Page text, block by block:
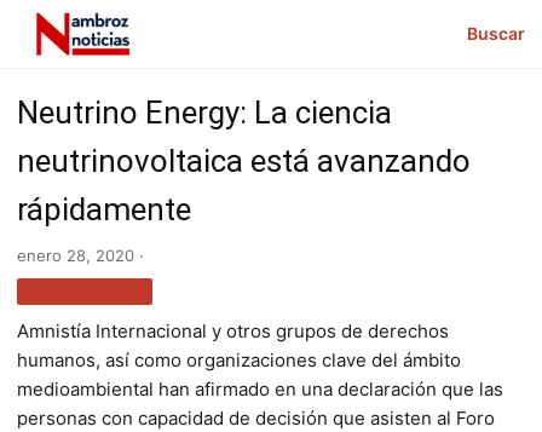
Buscar
Neutrino Energy: La ciencia
neutrinovoltaica está avanzando
rápidamente
enero 28, 2020 ·
Amnistía Internacional y otros grupos de derechos
humanos, así como organizaciones clave del ámbito
medioambiental han afirmado en una declaración que las
personas con capacidad de decisión que asisten al Foro